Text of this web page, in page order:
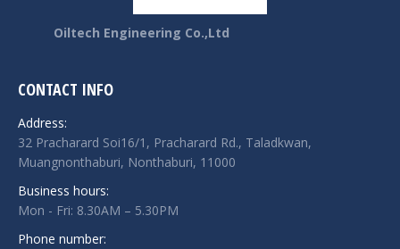
Oiltech Engineering Co.,Ltd
CONTACT INFO
Address:
32 Pracharard Soi16/1, Pracharard Rd., Taladkwan,
Muangnonthaburi, Nonthaburi, 11000
Business hours:
Mon - Fri: 8.30AM – 5.30PM
Phone number: